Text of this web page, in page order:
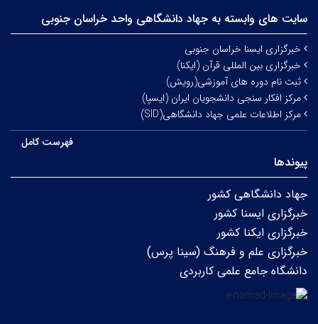
سایت های وابسته به جهاد دانشگاهی واحد خراسان جنوبی
خبرگزاری ایسنا خراسان جنوبی
خبرگزاری بین المللی قرآن (ایکنا)
ثبت نام دوره های آموزشی(رویش)
مرکز افکار سنجی دانشجویان ایران (ایسپا)
مرکز اطلاعات علمی جهاد دانشگاهی(SID)
فهرست کامل
پیوندها
جهاد دانشگاهی کشور
خبرگزاری ایسنا کشور
خبرگزاری ایکنا کشور
خبرگزاری علم و فرهنگ (سینا پرس)
دانشگاه جامع علمی کاربردی